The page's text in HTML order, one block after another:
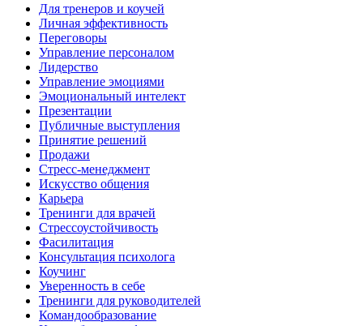
Для тренеров и коучей
Личная эффективность
Переговоры
Управление персоналом
Лидерство
Управление эмоциями
Эмоциональный интелект
Презентации
Публичные выступления
Принятие решений
Продажи
Стресс-менеджмент
Искусство общения
Карьера
Тренинги для врачей
Стрессоустойчивость
Фасилитация
Консультация психолога
Коучинг
Уверенность в себе
Тренинги для руководителей
Командообразование